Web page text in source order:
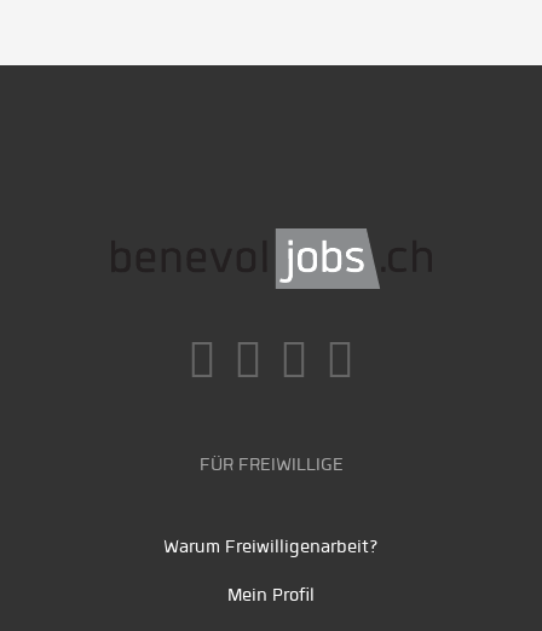
FÜR FREIWILLIGE
Warum Freiwilligenarbeit?
Mein Profil